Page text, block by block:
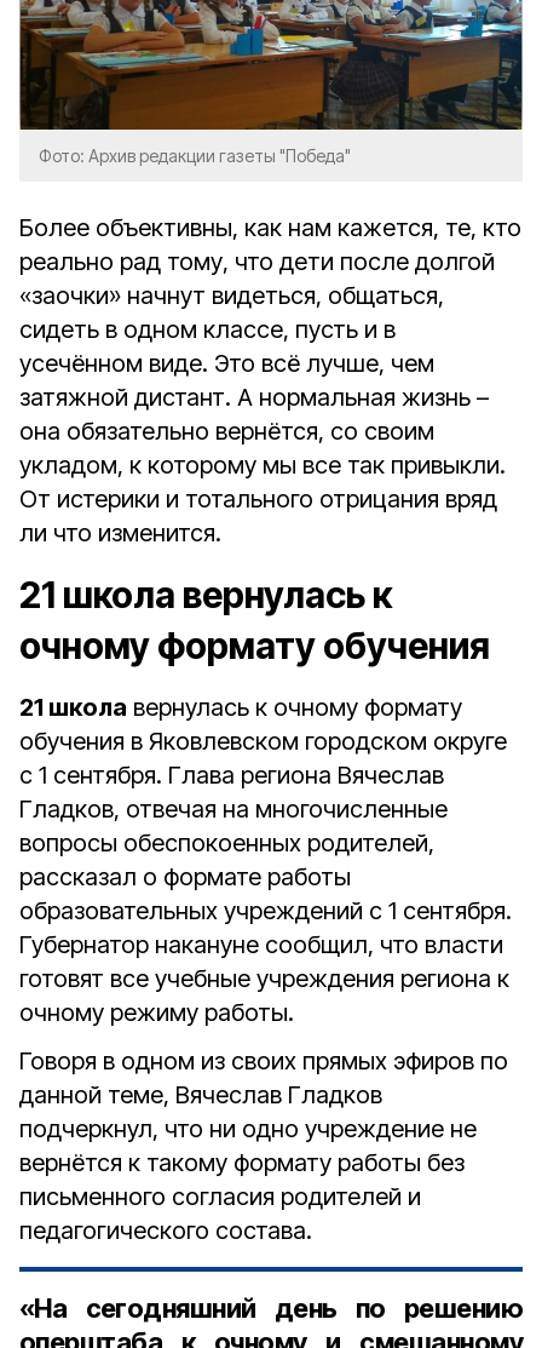
Фото: Архив редакции газеты "Победа"
Более объективны, как нам кажется, те, кто
реально рад тому, что дети после долгой
«заочки» начнут видеться, общаться,
сидеть в одном классе, пусть и в
усечённом виде. Это всё лучше, чем
затяжной дистант. А нормальная жизнь –
она обязательно вернётся, со своим
укладом, к которому мы все так привыкли.
От истерики и тотального отрицания вряд
ли что изменится.
21 школа вернулась к
очному формату обучения
21 школа вернулась к очному формату
обучения в Яковлевском городском округе
с 1 сентября. Глава региона Вячеслав
Гладков, отвечая на многочисленные
вопросы обеспокоенных родителей,
рассказал о формате работы
образовательных учреждений с 1 сентября.
Губернатор накануне сообщил, что власти
готовят все учебные учреждения региона к
очному режиму работы.
Говоря в одном из своих прямых эфиров по
данной теме, Вячеслав Гладков
подчеркнул, что ни одно учреждение не
вернётся к такому формату работы без
письменного согласия родителей и
педагогического состава.
«На сегодняшний день по решению